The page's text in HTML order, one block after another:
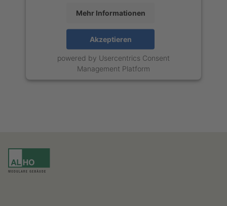
Mehr Informationen
Akzeptieren
powered by Usercentrics Consent
Management Platform